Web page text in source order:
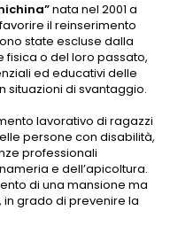
nata nel 2001 a
il reinserimento
state escluse dalla
o del loro passato,
ed educativi delle
situazioni di svantaggio.
lavorativo di ragazzi
persone con disabilità,
professionali
e dell’apicoltura.
di una mansione ma
grado di prevenire la